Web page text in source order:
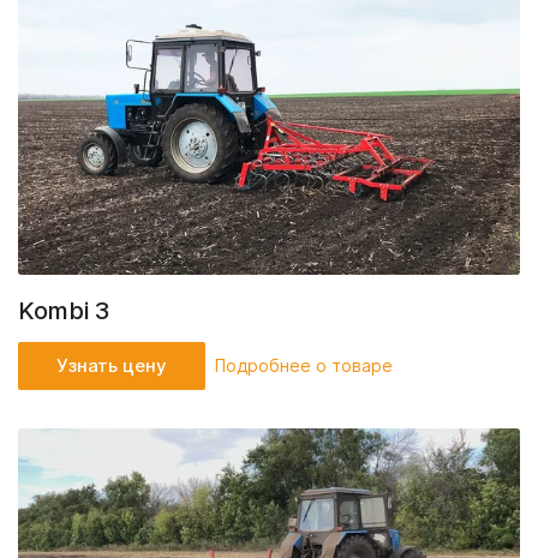
Kombi 3
Узнать цену Подробнее о товаре